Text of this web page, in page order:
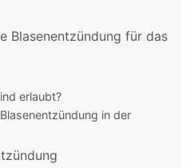
Blasenentzündung für das
erlaubt?
in der